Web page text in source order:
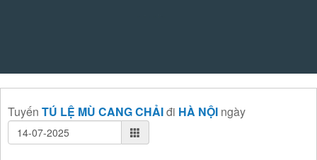
Tuyến TÚ LỆ MÙ CANG CHẢIđi HÀ NỘI ngày